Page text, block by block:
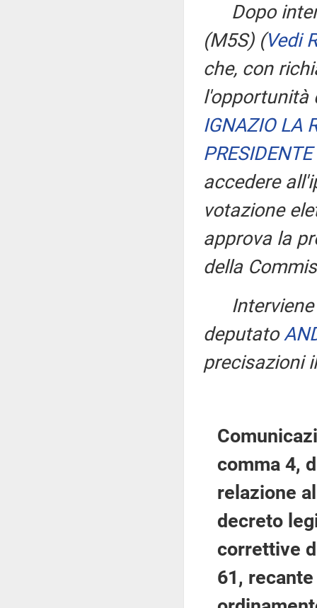
Dopo
(M5S) (Vedi
che, con
l'opportunità
IGNAZIO LA
PRESIDENTE
accedere
votazione
approva la
della
deputato
precisazioni
comma 4,
relazione
decreto
correttive
61,